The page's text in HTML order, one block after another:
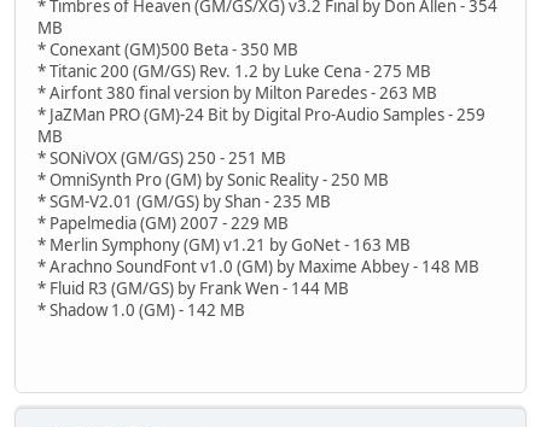
* Timbres of Heaven (GM/GS/XG) v3.2 Final by Don Allen - 354
MB
* Conexant (GM)500 Beta - 350 MB
* Titanic 200 (GM/GS) Rev. 1.2 by Luke Cena - 275 MB
* Airfont 380 final version by Milton Paredes - 263 MB
* JaZMan PRO (GM)-24 Bit by Digital Pro-Audio Samples - 259
MB
* SONiVOX (GM/GS) 250 - 251 MB
* OmniSynth Pro (GM) by Sonic Reality - 250 MB
* SGM-V2.01 (GM/GS) by Shan - 235 MB
* Papelmedia (GM) 2007 - 229 MB
* Merlin Symphony (GM) v1.21 by GoNet - 163 MB
* Arachno SoundFont v1.0 (GM) by Maxime Abbey - 148 MB
* Fluid R3 (GM/GS) by Frank Wen - 144 MB
* Shadow 1.0 (GM) - 142 MB